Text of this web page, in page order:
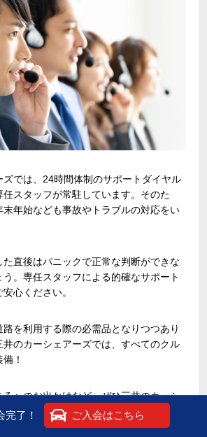
ズでは、24時間体制のサポートダイヤル
スタッフが常駐しています。そのた
年始なども事故やトラブルの対応をい
直後はパニックで正常な判断ができな
。専任スタッフによる的確なサポート
心ください。
を利用する際の必需品となりつつあり
井のカーシェアーズでは、すべてのクル
！
へのお出かけなど、ぜひ三井のカーシ
ださい
完了！ ご入会はこちら